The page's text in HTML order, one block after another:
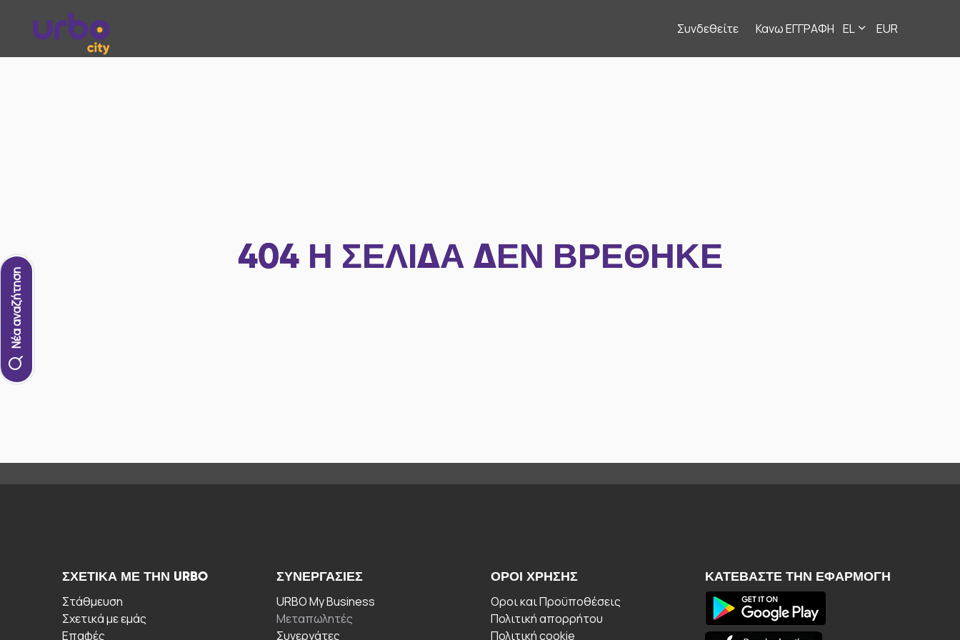
Συνδεθείτε Κανω ΕΓΓΡΑΦΗ EL EUR
Νέα αναζήτηση
404 Η ΣΕΛΊΔΑ ΔΕΝ ΒΡΈΘΗΚΕ
ΣΧΕΤΙΚΆ ΜΕ ΤΗΝ URBO
Στάθμευση
Σχετικά με εμάς
Επαφές
ΣΥΝΕΡΓΑΣΊΕΣ
URBO My Business
Μεταπωλητές
Συνεργάτες
ΟΡΟΙ ΧΡΉΣΗΣ
Οροι και Προϋποθέσεις
Πολιτική απορρήτου
Πολιτική cookie
ΚΑΤΕΒΆΣΤΕ ΤΗΝ ΕΦΑΡΜΟΓΉ